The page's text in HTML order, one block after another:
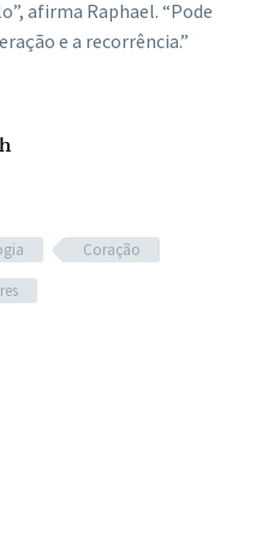
afirma Raphael. “Pode
e a recorrência.”
Coração